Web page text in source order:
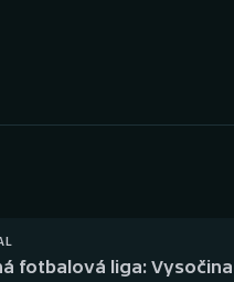
fotbalová liga: